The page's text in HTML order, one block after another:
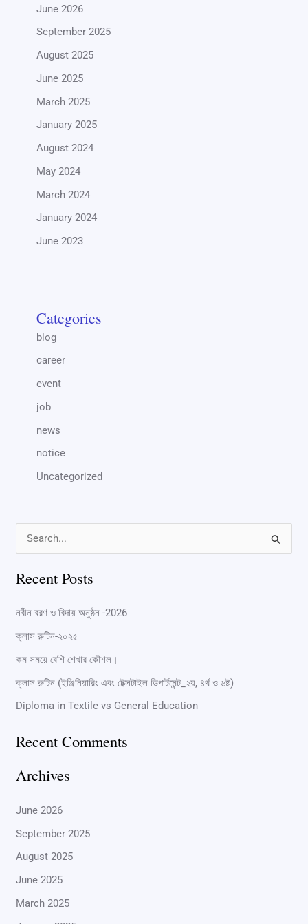
June 2026
September 2025
August 2025
June 2025
March 2025
January 2025
August 2024
May 2024
March 2024
January 2024
June 2023
Categories
blog
career
event
job
news
notice
Uncategorized
a
h
f
o
r
Recent Posts
নবীন বরণ ও বিদায় অনুষ্ঠন -2026
ক্লাস রুটিন-২০২৫
কম সময়ে বেশি শেখার কৌশল।
ক্লাস রুটিন (ইঞ্জিনিয়ারিং এবং টেক্সটাইল ডিপার্টমেন্ট_২য়, ৪র্থ ও ৬ষ্ট)
Diploma in Textile vs General Education
Recent Comments
Archives
June 2026
September 2025
August 2025
June 2025
March 2025